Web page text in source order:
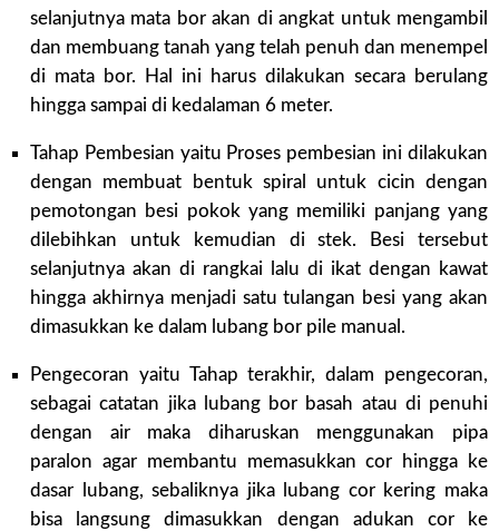
selanjutnya mata bor akan di angkat untuk mengambil
dan membuang tanah yang telah penuh dan menempel
di mata bor. Hal ini harus dilakukan secara berulang
hingga sampai di kedalaman 6 meter.
Tahap Pembesian yaitu Proses pembesian ini dilakukan
dengan membuat bentuk spiral untuk cicin dengan
pemotongan besi pokok yang memiliki panjang yang
dilebihkan untuk kemudian di stek. Besi tersebut
selanjutnya akan di rangkai lalu di ikat dengan kawat
hingga akhirnya menjadi satu tulangan besi yang akan
dimasukkan ke dalam lubang bor pile manual.
Pengecoran yaitu Tahap terakhir, dalam pengecoran,
sebagai catatan jika lubang bor basah atau di penuhi
dengan air maka diharuskan menggunakan pipa
paralon agar membantu memasukkan cor hingga ke
dasar lubang, sebaliknya jika lubang cor kering maka
bisa langsung dimasukkan dengan adukan cor ke